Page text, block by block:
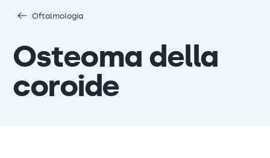
Oftalmologia
Osteoma della
coroide